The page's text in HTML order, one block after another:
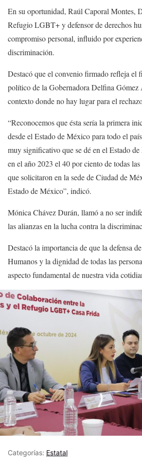
En su oportunidad, Raúl Caporal Montes,
Refugio LGBT+ y defensor de derechos
compromiso personal, influido por
discriminación.
Destacó que el convenio firmado refleja el
político de la Gobernadora Delfina Gómez
contexto donde no hay lugar para el
“Reconocemos que ésta sería la primera
desde el Estado de México para todo el
muy significativo que se dé en el Estado
en el año 2023 el 40 por ciento de todas las
que solicitaron en la sede de Ciudad de
Estado de México”, indicó.
Mónica Chávez Durán, llamó a no ser
las alianzas en la lucha contra la
Destacó la importancia de que la defensa
Humanos y la dignidad de todas las
aspecto fundamental de nuestra vida
Categorías: Estatal